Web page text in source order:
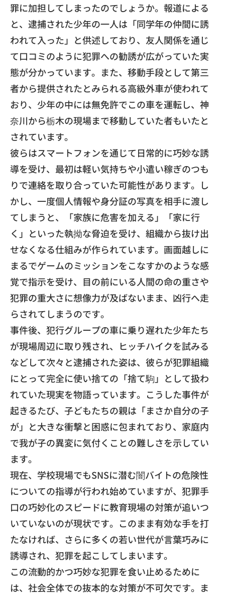
罪に加担してしまったのでしょうか。 報道による
と、逮捕された少年の一人は「同学年の仲間に誘
われて入った」と供述しており、 友人関係を通じ
て口コミのように犯罪への勧誘が広がっていた実
態が分かっています。また、 移動手段として第三
者から提供されたとみられる高級外車が使われて
おり、少年の中には無免許でこの車を運転し、 神
奈川から栃木の現場まで移動していた者もいたと
されています。
​彼らはスマートフォンを通じて日常的に巧妙な誘
導を受け、 最初は軽い気持ちや小遣い稼ぎのつも
りで連絡を取り合っていた可能性があります。し
かし、 一度個人情報や身分証の写真を相手に渡し
てしまうと、「家族に危害を加える」「家に行
く」といった執拗な脅迫を受け、 組織から抜け出
せなくなる仕組みが作られています。 画面越しに
まるでゲームのミッションをこなすかのような感
覚で指示を受け、 目の前にいる人間の命の重さや
犯罪の重大さに想像力が及ばないまま、凶行へ走
らされてしまうのです。
​事件後、 犯行グループの車に乗り遅れた少年たち
が現場周辺に取り残され、
ヒッチハイクを試みる
などして次々と逮捕された姿は、 彼らが犯罪組織
にとって完全に使い捨ての「捨て駒」 として扱わ
れていた現実を物語っています。 こうした事件が
起きるたび、子どもたちの親は「まさか自分の子
が」と大きな衝撃と困惑に包まれており、 家庭内
で我が子の異変に気付くことの難しさを示してい
ます。
​現在、 学校現場でもSNSに潜む闇バイトの危険性
についての指導が行われ始めていますが、 犯罪手
口の巧妙化のスピードに教育現場の対策が追いつ
いていないのが現状です。このまま有効な手を打
たなければ、 さらに多くの若い世代が言葉巧みに
誘導され、 犯罪を起こしてしまいます。
​この流動的かつ巧妙な犯罪を食い止めるために
は、 社会全体での抜本的な対策が不可欠です。 ま